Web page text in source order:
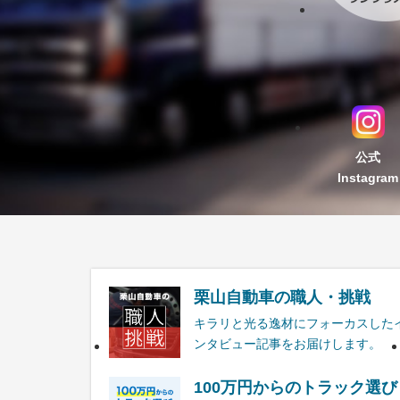
公式
Instagram
栗山自動車の職人・挑戦
キラリと光る逸材にフォーカスした
ンタビュー記事をお届けします。
100万円からのトラック選び